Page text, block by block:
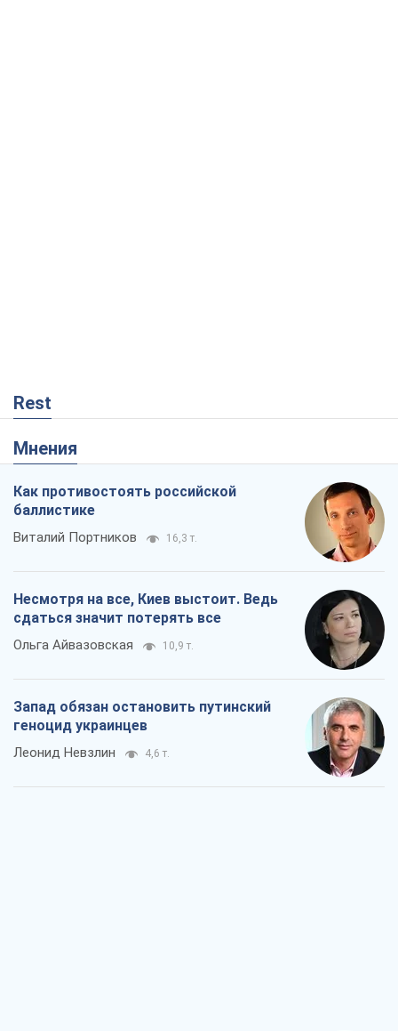
Rest
Мнения
Как противостоять российской
баллистике
Виталий Портников 16,3 т.
Несмотря на все, Киев выстоит. Ведь
сдаться значит потерять все
Ольга Айвазовская 10,9 т.
Запад обязан остановить путинский
геноцид украинцев
Леонид Невзлин 4,6 т.